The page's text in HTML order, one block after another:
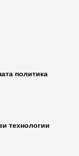
политика
технологии